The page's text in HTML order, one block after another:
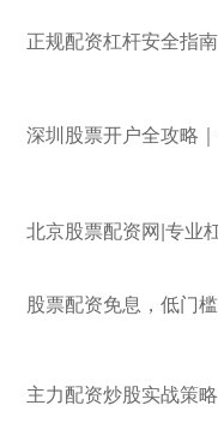
正规配资杠杆安全指南
深圳股票开户全攻略
北京股票配资网|专业
股票配资免息，低门
主力配资炒股实战策略